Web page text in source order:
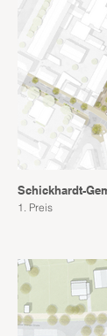
Schickhardt-
1. Preis